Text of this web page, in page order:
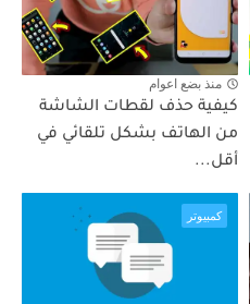
منذ بضع اعوام
كيفية حذف لقطات الشاشة
من الهاتف بشكل تلقائي في
أقل...
كمبيوتر